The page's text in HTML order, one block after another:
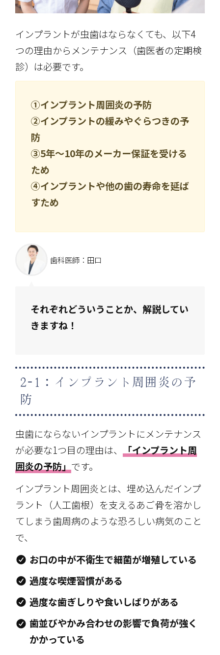
インプラントが虫歯はならなくても、以下4
つの理由からメンテナンス（歯医者の定期検
診）は必要です。
①インプラント周囲炎の予防
②インプラントの緩みやぐらつきの予
防
③5年～10年のメーカー保証を受ける
ため
④インプラントや他の歯の寿命を延ば
すため
歯科医師：田口
それぞれどういうことか、解説してい
きますね！
2-1：インプラント周囲炎の予
防
虫歯にならないインプラントにメンテナンス
が必要な1つ目の理由は、「インプラント周
囲炎の予防」です。
インプラント周囲炎とは、埋め込んだインプ
ラント（人工歯根）を支えるあご骨を溶かし
てしまう歯周病のような恐ろしい病気のこと
で、
お口の中が不衛生で細菌が増殖している
過度な喫煙習慣がある
過度な歯ぎしりや食いしばりがある
歯並びやかみ合わせの影響で負荷が強く
かかっている